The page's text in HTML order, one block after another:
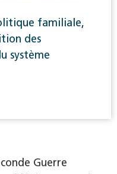
familiale,
des
système
Guerre